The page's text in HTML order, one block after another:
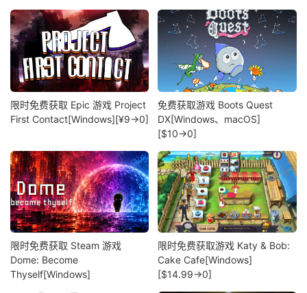
限时免费获取 Epic 游戏 Project
First Contact[Windows][¥9→0]
免费获取游戏 Boots Quest
DX[Windows、macOS]
[$10→0]
限时免费获取 Steam 游戏
Dome: Become
Thyself[Windows]
限时免费获取游戏 Katy & Bob:
Cake Cafe[Windows]
[$14.99→0]